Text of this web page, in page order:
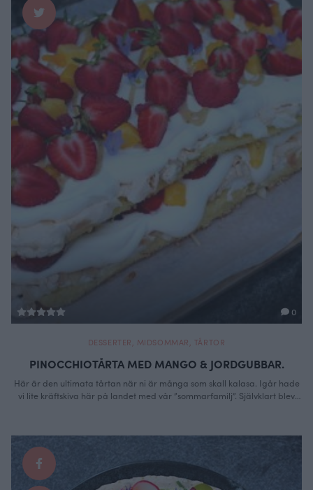
0
DESSERTER MIDSOMMAR TÅRTOR
PINOCCHIOTÅRTA MED MANGO & JORDGUBBAR.
Här är den ultimata tårtan när ni är många som skall kalasa. Igår hade
vi lite kräftskiva här på landet med vår ”sommarfamilj”. Självklart blev
det bli till hösten …Continued